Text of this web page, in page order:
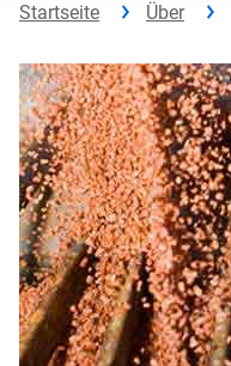
Startseite Über